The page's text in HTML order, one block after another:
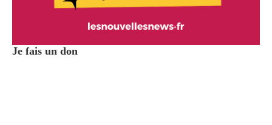
Je fais un don